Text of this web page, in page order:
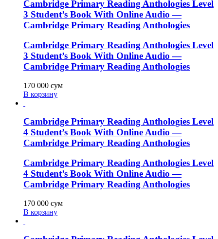
Cambridge Primary Reading Anthologies Level
3 Student’s Book With Online Audio —
Cambridge Primary Reading Anthologies
Cambridge Primary Reading Anthologies Level
3 Student’s Book With Online Audio —
Cambridge Primary Reading Anthologies
170 000 сум
В корзину
Cambridge Primary Reading Anthologies Level
4 Student’s Book With Online Audio —
Cambridge Primary Reading Anthologies
Cambridge Primary Reading Anthologies Level
4 Student’s Book With Online Audio —
Cambridge Primary Reading Anthologies
170 000 сум
В корзину